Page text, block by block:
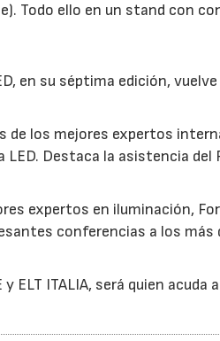
Todo ello en un stand con
en su séptima edición,
de los mejores expertos
Destaca la asistencia del
expertos en iluminación,
conferencias a los
ELT ITALIA, será quien